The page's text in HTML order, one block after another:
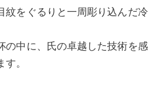
紋をぐるりと一周彫り込んだ冷
の中に、氏の卓越した技術を感
。